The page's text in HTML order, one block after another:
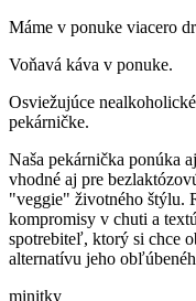
Máme v ponuke viacero
Voňavá káva v ponuke.
Osviežujúce
pekárničke.
Naša pekárnička ponúka
vhodné aj pre
"veggie" životného štýlu.
kompromisy v chuti a
spotrebiteľ, ktorý si chce
alternatívu jeho
minitky